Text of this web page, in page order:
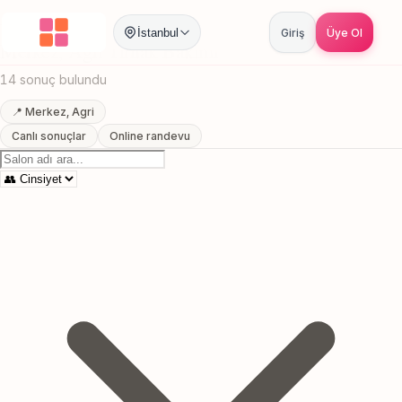
İstanbul Giriş Üye Ol
Anasayfa / Agri Merkez Tirnak Bakimi
Merkez, Agri Tirnak Bakimi
14 sonuç bulundu
📍 Merkez, Agri
Canlı sonuçlar
Online randevu